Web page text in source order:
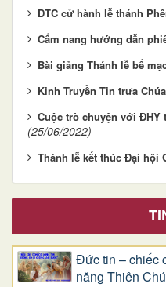
ĐTC cử hành lễ thánh
Cẩm nang hướng dẫn
Bài giảng Thánh lễ bế
Kinh Truyền Tin trưa
Cuộc trò chuyện với ĐHY
(25/06/2022)
Thánh lễ kết thúc Đại hội
Đức tin – chiếc
năng Thiên